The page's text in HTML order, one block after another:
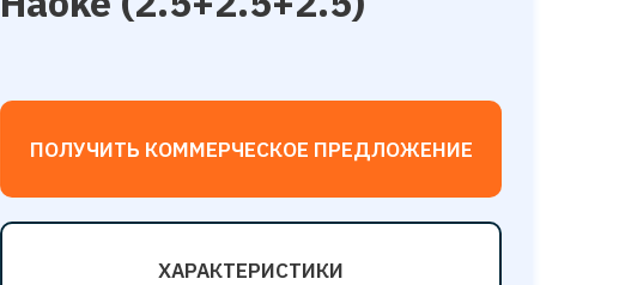
ПОЛУЧИТЬ КОММЕРЧЕСКОЕ ПРЕДЛОЖЕНИЕ
ХАРАКТЕРИСТИКИ